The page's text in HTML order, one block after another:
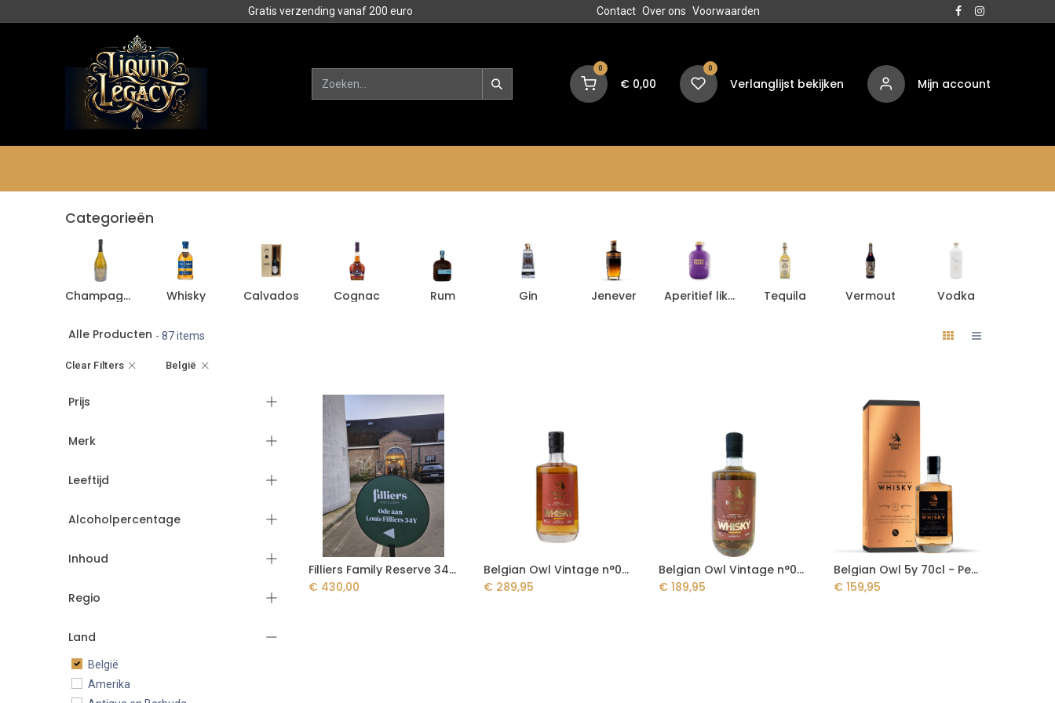
Gratis verzending vanaf 200 euro Contact Over ons Voorwaarden
0
€ 0,00
0
Verlanglijst bekijken Mijn account
Categorieën
Champagne Whisky Calvados Cognac Rum Gin Jenever Aperitief likeur Tequila Vermout Vodka
Alle Producten - 87 items
Clear Filters België
Prijs
Merk
Leeftijd
Alcoholpercentage
Inhoud
Regio
Land
België
Amerika
Add to Cart
Filliers Family Reserve 34y - Laatste fles!
€ 430,00
Add to Cart
Belgian Owl Vintage n°08 11y 50cl - First Fill Bourbon Cask
€ 289,95
Add to Cart
Belgian Owl Vintage n°06 12y 50cl - First Fill Bourbon Cask
€189,95
Add to Cart
Belgian Owl 5y 70cl - Pedro Ximenez Finish - Second Edition
€159,95